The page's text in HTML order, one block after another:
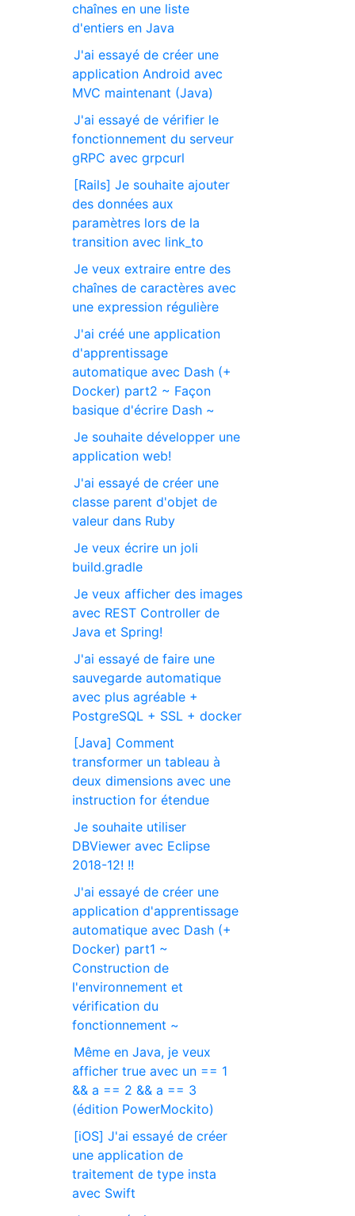
chaînes en une liste
d'entiers en Java
J'ai essayé de créer une
application Android avec
MVC maintenant (Java)
J'ai essayé de vérifier le
fonctionnement du serveur
gRPC avec grpcurl
[Rails] Je souhaite ajouter
des données aux
paramètres lors de la
transition avec link_to
Je veux extraire entre des
chaînes de caractères avec
une expression régulière
J'ai créé une application
d'apprentissage
automatique avec Dash (+
Docker) part2 ~ Façon
basique d'écrire Dash ~
Je souhaite développer une
application web!
J'ai essayé de créer une
classe parent d'objet de
valeur dans Ruby
Je veux écrire un joli
build.gradle
Je veux afficher des images
avec REST Controller de
Java et Spring!
J'ai essayé de faire une
sauvegarde automatique
avec plus agréable +
PostgreSQL + SSL + docker
[Java] Comment
transformer un tableau à
deux dimensions avec une
instruction for étendue
Je souhaite utiliser
DBViewer avec Eclipse
2018-12! !!
J'ai essayé de créer une
application d'apprentissage
automatique avec Dash (+
Docker) part1 ~
Construction de
l'environnement et
vérification du
fonctionnement ~
Même en Java, je veux
afficher true avec un == 1
&& a == 2 && a == 3
(édition PowerMockito)
[iOS] J'ai essayé de créer
une application de
traitement de type insta
avec Swift